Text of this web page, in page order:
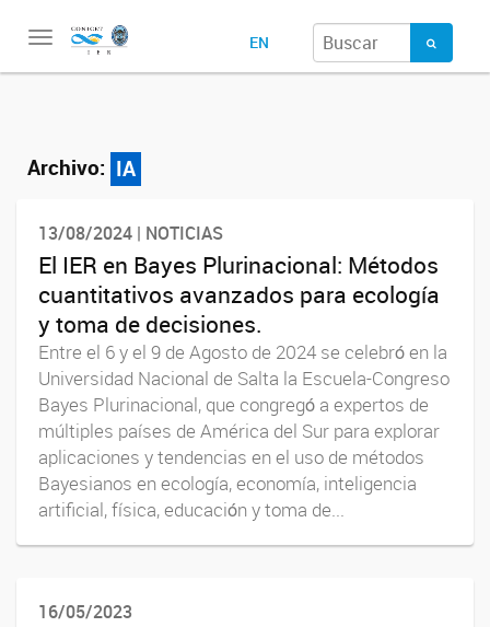
Toggle
EN
Archivo: IA
13/08/2024 | NOTICIAS
El IER en Bayes Plurinacional: Métodos
cuantitativos avanzados para ecología
y toma de decisiones.
Entre el 6 y el 9 de Agosto de 2024 se celebrό en la
Universidad Nacional de Salta la Escuela-Congreso
Bayes Plurinacional, que congregό a expertos de
múltiples países de América del Sur para explorar
aplicaciones y tendencias en el uso de métodos
Bayesianos en ecología, economía, inteligencia
artificial, física, educaciόn y toma de...
16/05/2023